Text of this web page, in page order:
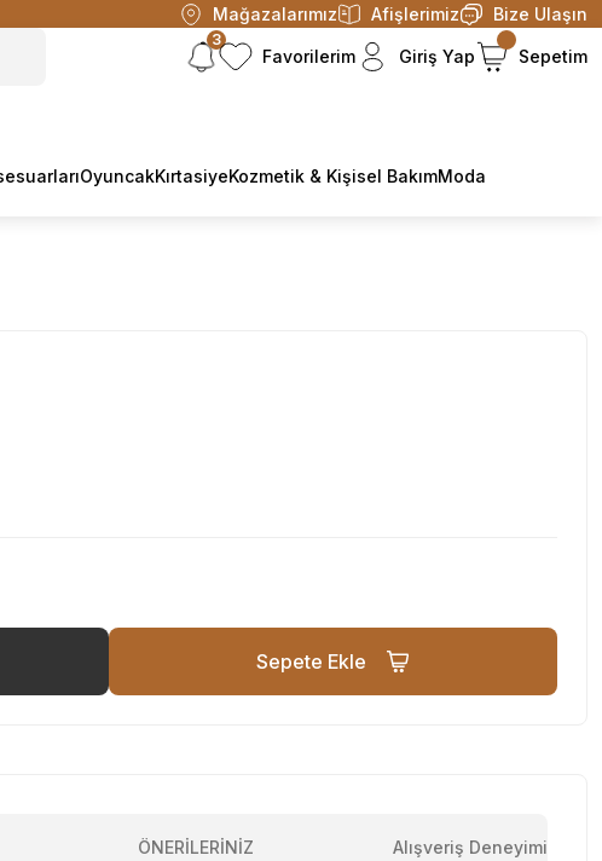
Mağazalarımız Afişlerimiz Bize Ulaşın
3
Favorilerim Giriş Yap Sepetim
OyuncakKırtasiyeKozmetik & Kişisel BakımModa
Sepete Ekle
ÖNERİLERİNİZ Alışveriş Deneyimi